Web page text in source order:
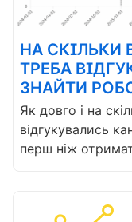
НА СКІЛЬКИ
ТРЕБА
ЗНАЙТИ
Як довго і на
відгукувались
перш ніж